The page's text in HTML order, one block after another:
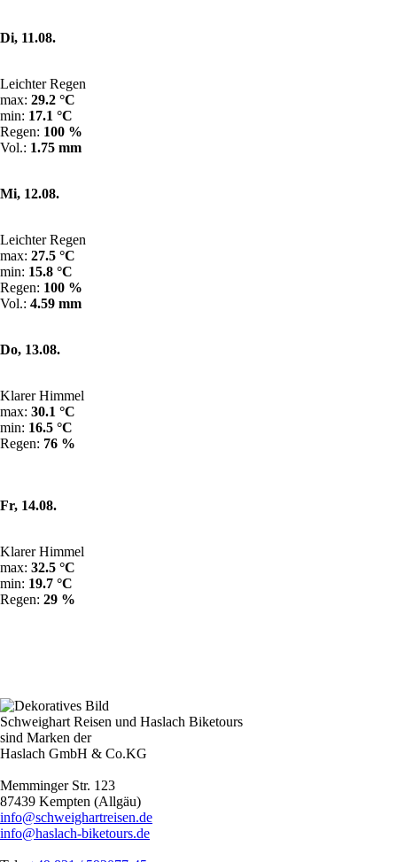
Di, 11.08.
Leichter Regen
max: 29.2 °C
min: 17.1 °C
Regen: 100 %
Vol.: 1.75 mm
Mi, 12.08.
Leichter Regen
max: 27.5 °C
min: 15.8 °C
Regen: 100 %
Vol.: 4.59 mm
Do, 13.08.
Klarer Himmel
max: 30.1 °C
min: 16.5 °C
Regen: 76 %
Fr, 14.08.
Klarer Himmel
max: 32.5 °C
min: 19.7 °C
Regen: 29 %
Schweighart Reisen und Haslach Biketours
sind Marken der
Haslach GmbH & Co.KG
Memminger Str. 123
87439 Kempten (Allgäu)
info@schweighartreisen.de
info@haslach-biketours.de